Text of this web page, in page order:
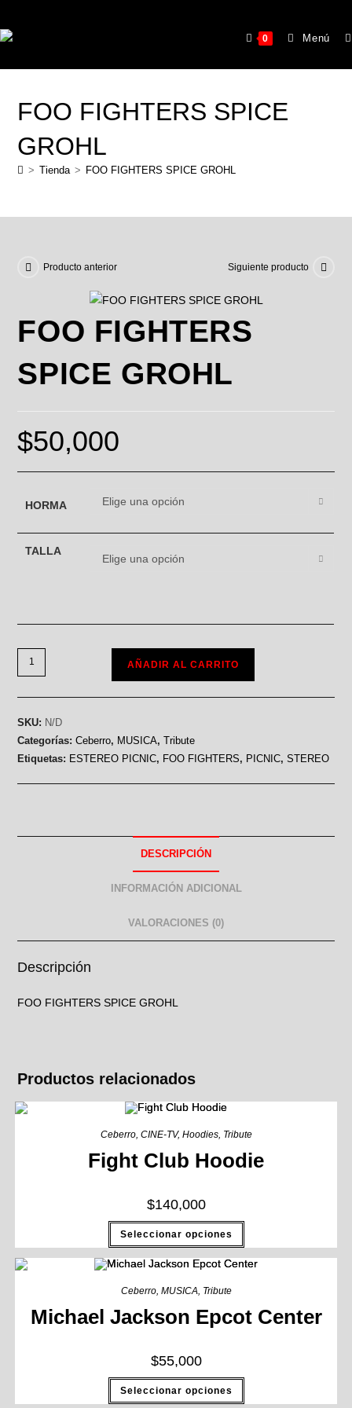
0 Menú
FOO FIGHTERS SPICE
GROHL
> Tienda > FOO FIGHTERS SPICE GROHL
Producto anterior Siguiente producto
FOO FIGHTERS
SPICE GROHL
$50,000
HORMA Elige una opción
TALLA
Elige una opción
AÑADIR AL CARRITO
SKU: N/D
Categorías:Ceberro, MUSICA,Tribute
Etiquetas: ESTEREO PICNIC, FOO FIGHTERS, PICNIC,STEREO
DESCRIPCIÓN
INFORMACIÓN ADICIONAL
VALORACIONES (0)
Descripción
FOO FIGHTERS SPICE GROHL
Productos relacionados
Ceberro, CINE-TV, Hoodies, Tribute
Fight Club Hoodie
$140,000
Seleccionar opciones
Ceberro, MUSICA, Tribute
Michael Jackson Epcot Center
$55,000
Seleccionar opciones